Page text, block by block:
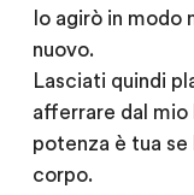
Io agirò in
nuovo.
Lasciati quindi
afferrare dal mio
potenza è tua
corpo.